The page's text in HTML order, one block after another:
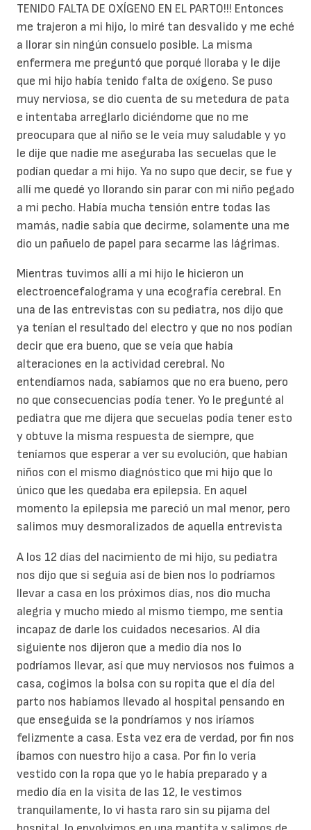
TENIDO FALTA DE OXÍGENO EN EL PARTO!!! Entonces
me trajeron a mi hijo, lo miré tan desvalido y me eché
a llorar sin ningún consuelo posible. La misma
enfermera me preguntó que porqué lloraba y le dije
que mi hijo había tenido falta de oxígeno. Se puso
muy nerviosa, se dio cuenta de su metedura de pata
e intentaba arreglarlo diciéndome que no me
preocupara que al niño se le veía muy saludable y yo
le dije que nadie me aseguraba las secuelas que le
podían quedar a mi hijo. Ya no supo que decir, se fue y
allí me quedé yo llorando sin parar con mi niño pegado
a mi pecho. Había mucha tensión entre todas las
mamás, nadie sabía que decirme, solamente una me
dio un pañuelo de papel para secarme las lágrimas.
Mientras tuvimos allí a mi hijo le hicieron un
electroencefalograma y una ecografía cerebral. En
una de las entrevistas con su pediatra, nos dijo que
ya tenían el resultado del electro y que no nos podían
decir que era bueno, que se veía que había
alteraciones en la actividad cerebral. No
entendíamos nada, sabíamos que no era bueno, pero
no que consecuencias podía tener. Yo le pregunté al
pediatra que me dijera que secuelas podía tener esto
y obtuve la misma respuesta de siempre, que
teníamos que esperar a ver su evolución, que habían
niños con el mismo diagnóstico que mi hijo que lo
único que les quedaba era epilepsia. En aquel
momento la epilepsia me pareció un mal menor, pero
salimos muy desmoralizados de aquella entrevista
A los 12 días del nacimiento de mi hijo, su pediatra
nos dijo que si seguía así de bien nos lo podríamos
llevar a casa en los próximos días, nos dio mucha
alegría y mucho miedo al mismo tiempo, me sentía
incapaz de darle los cuidados necesarios. Al día
siguiente nos dijeron que a medio día nos lo
podríamos llevar, así que muy nerviosos nos fuimos a
casa, cogimos la bolsa con su ropita que el día del
parto nos habíamos llevado al hospital pensando en
que enseguida se la pondríamos y nos iríamos
felizmente a casa. Esta vez era de verdad, por fin nos
íbamos con nuestro hijo a casa. Por fin lo vería
vestido con la ropa que yo le había preparado y a
medio día en la visita de las 12, le vestimos
tranquilamente, lo vi hasta raro sin su pijama del